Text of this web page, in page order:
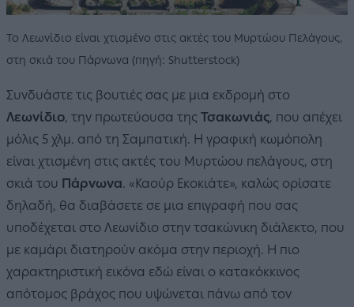
Το Λεωνίδιο είναι χτισμένο στις ακτές του Μυρτώου Πελάγους,
στη σκιά του Πάρνωνα (πηγή: Shutterstock)
Συνδυάστε τις βουτιές σας με μια εκδρομή στο
Λεωνίδιο, την πρωτεύουσα της Τσακωνιάς, που απέχει
μόλις 5 χλμ. από τη Σαμπατική. Η γραφική κωμόπολη
είναι χτισμένη στις ακτές του Μυρτώου πελάγους, στη
σκιά του Πάρνωνα. «Καούρ Εκοκιάτε», καλώς ορίσατε
δηλαδή, θα διαβάσετε σε μια επιγραφή που σας
υποδέχεται στο Λεωνίδιο στην τσακώνικη διάλεκτο, που
με καμάρι διατηρούν ακόμα στην περιοχή. Η πιο
χαρακτηριστική εικόνα εδώ είναι ο κατακόκκινος
απότομος βράχος που υψώνεται πάνω από τον